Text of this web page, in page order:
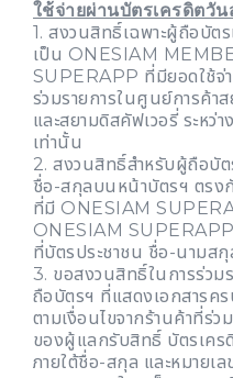
ใช้จ่ายผ่านบัตรเครดิตวั
1. สงวนสิทธิ์เฉพาะผู้ถือบัต
เป็น ONESIAM
SUPERAPP ที่มียอดใช้จ่
ร่วมรายการในศูนย์การค้า
และสยามดิสคัฟเวอรี่ ระห
เท่านั้น
2. สงวนสิทธิ์สำหรับผู้ถือบัต
ชื่อ-สกุลบนหน้าบัตรฯ ตรง
ที่มี ONESIAM
ONESIAM
ที่บัตรประชาชน ชื่อ-นามส
3. ขอสงวนสิทธิ์ในการร่วม
ถือบัตรฯ ที่แสดงเอกสารคร
ตามเงื่อนไขจากร้านค้าที่ร่ว
ของผู้แลกรับสิทธิ์ บัตรเคร
ภายใต้ชื่อ-สกุล และหมายเ